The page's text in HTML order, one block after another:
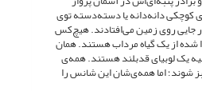
دانه‌دانه یا دسته‌دسته توی
جایی روی زمین می‌افتادند. هیچ‌کس
از یک گیاه مرداب هستند. همان
یک لوبیای قدبلند هستند. همه‌ی
شوند؛ اما همه‌ی‌شان این شانس را